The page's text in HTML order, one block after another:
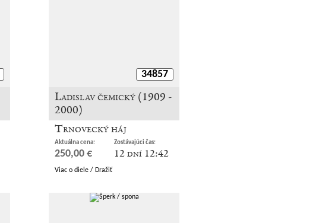
34857
Ladislav čemický (1909 -
2000)
Trnovecký háj
Aktuálna cena:
250,00 €
Zostávajúci čas:
12 dní 12:42
Viac o diele / Dražiť